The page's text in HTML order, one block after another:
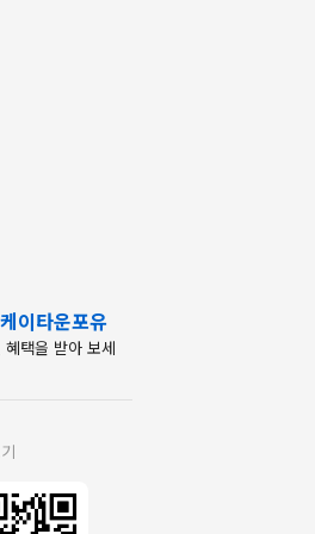
케이타운포유
혜택을 받아 보세